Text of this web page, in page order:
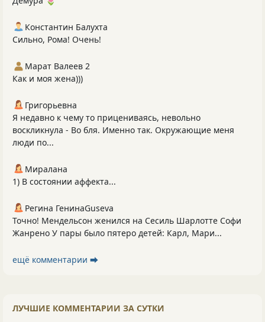
Константин Балухта
Сильно, Рома! Очень!
Марат Валеев 2
Как и моя жена)))
Григорьевна
Я недавно к чему то прицениваясь, невольно
воскликнула - Во бля. Именно так. Окружающие меня
люди по...
Миралана
1) В состоянии аффекта...
Регина ГенинаGuseva
Точно! Мендельсон женился на Сесиль Шарлотте Софи
Жанрено У пары было пятеро детей: Карл, Мари...
ещё комментарии ⮕
ЛУЧШИЕ КОММЕНТАРИИ ЗА СУТКИ